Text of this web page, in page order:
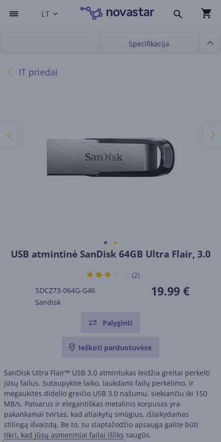
LT
Specifikacija
IT priedai
USB atmintinė SanDisk 64GB Ultra Flair, 3.0
SDCZ73-064G-G46
Sandisk
19.99 €
(2)
Palyginti
Ieškoti parduotuvėse
SanDisk Ultra Flair™ USB 3.0 atmintukas leidžia greitai perkelti
jūsų failus. Sutaupykite laiko, laukdami failų perkėlimo, ir
mėgaukitės didelio greičio USB 3.0 našumu, siekiančiu iki 150
MB/s. Patvarus ir elegantiškas metalinis korpusas yra
pakankamai tvirtas, kad atlaikytų smūgius, išlaikydamas
stilingą išvaizdą. Be to, su slaptažodžio apsauga galite būti
tikri, kad jūsų asmeniniai failai išliks saugūs.